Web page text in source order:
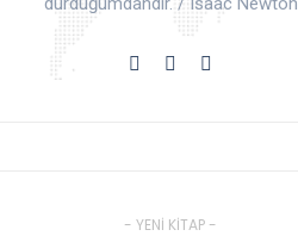
- YENI KITAP -